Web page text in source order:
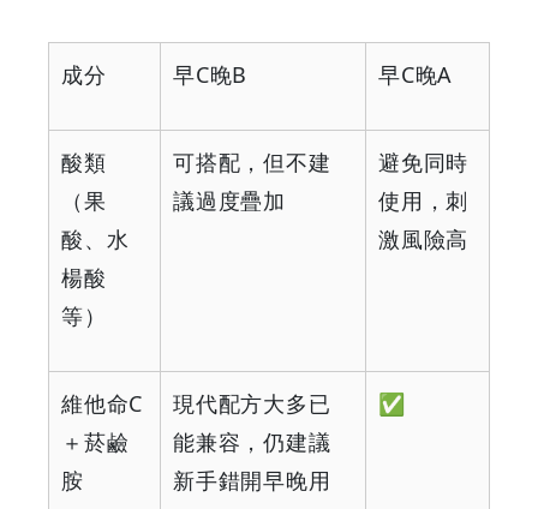
成分 早C晚B 早C晚A
酸類
（果
酸、水
楊酸
等）
可搭配，但不建
議過度疊加
避免同時
使用，刺
激風險高
維他命C
＋菸鹼
胺
現代配方大多已
能兼容，仍建議
新手錯開早晚用
✅